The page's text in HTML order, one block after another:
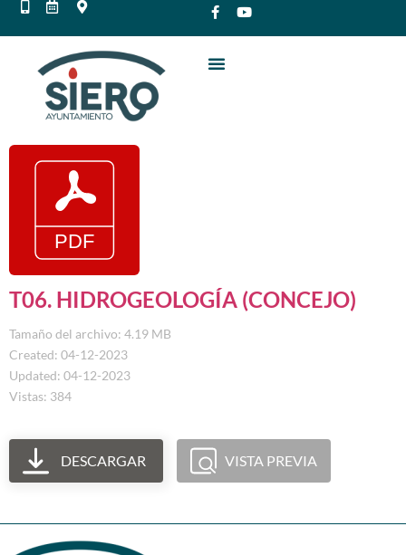
T06. HIDROGEOLOGÍA (CONCEJO)
Tamaño del archivo: 4.19 MB
Created: 04-12-2023
Updated: 04-12-2023
Vistas: 384
DESCARGAR VISTA PREVIA